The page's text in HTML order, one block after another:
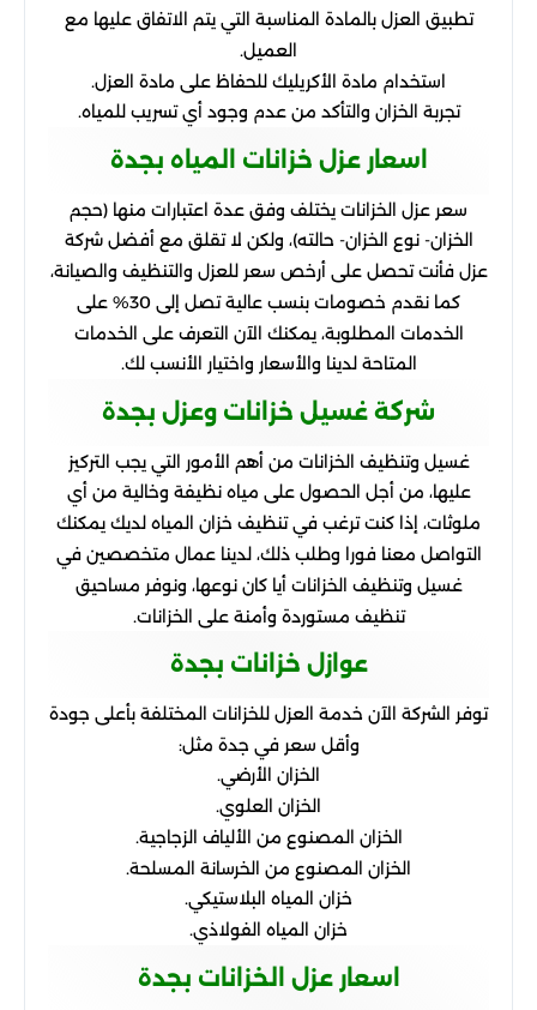
تطبيق العزل بالمادة المناسبة التي يتم الاتفاق عليها مع
العميل.
استخدام مادة الأكريليك للحفاظ على مادة العزل.
تجربة الخزان والتأكد من عدم وجود أي تسريب للمياه.
اسعار عزل خزانات المياه بجدة
سعر عزل الخزانات يختلف وفق عدة اعتبارات منها (حجم
الخزان- نوع الخزان- حالته)، ولكن لا تقلق مع أفضل شركة
عزل فأنت تحصل على أرخص سعر للعزل والتنظيف والصيانة،
كما نقدم خصومات بنسب عالية تصل إلى 30% على
الخدمات المطلوبة، يمكنك الآن التعرف على الخدمات
المتاحة لدينا والأسعار واختيار الأنسب لك.
شركة غسيل خزانات وعزل بجدة
غسيل وتنظيف الخزانات من أهم الأمور التي يجب التركيز
عليها، من أجل الحصول على مياه نظيفة وخالية من أي
ملوثات، إذا كنت ترغب في تنظيف خزان المياه لديك يمكنك
التواصل معنا فورا وطلب ذلك، لدينا عمال متخصصين في
غسيل وتنظيف الخزانات أيا كان نوعها، ونوفر مساحيق
تنظيف مستوردة وأمنة على الخزانات.
عوازل خزانات بجدة
توفر الشركة الآن خدمة العزل للخزانات المختلفة بأعلى جودة
وأقل سعر في جدة مثل:
الخزان الأرضي.
الخزان العلوي.
الخزان المصنوع من الألياف الزجاجية.
الخزان المصنوع من الخرسانة المسلحة.
خزان المياه البلاستيكي.
خزان المياه الفولاذي.
اسعار عزل الخزانات بجدة